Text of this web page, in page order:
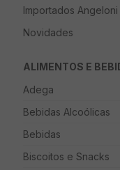
Importados Angeloni
Novidades
ALIMENTOS E
Adega
Bebidas Alcoólicas
Bebidas
Biscoitos e Snacks